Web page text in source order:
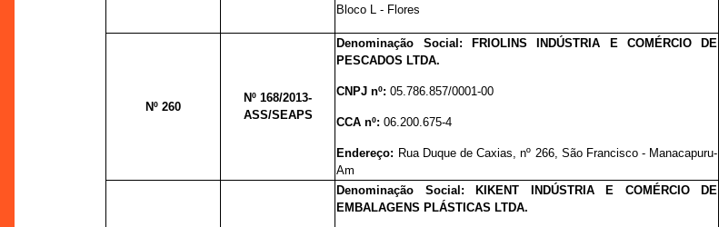
Bloco L - Flores
Nº 260
Nº 168/2013-
ASS/SEAPS
Denominação Social: FRIOLINS INDÚSTRIA E COMÉRCIO DE
PESCADOS LTDA.
CNPJ nº:05.786.857/0001-00
CCA nº:06.200.675-4
Endereço: Rua Duque de Caxias, nº 266, São Francisco - Manacapuru-
Am
Denominação Social: KIKENT INDÚSTRIA E COMÉRCIO DE
EMBALAGENS PLÁSTICAS LTDA.